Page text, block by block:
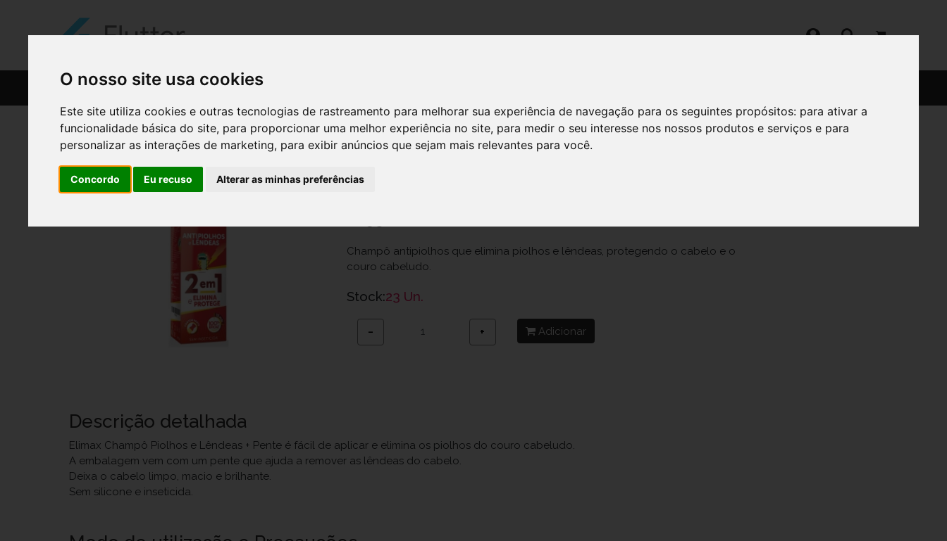
O nosso site usa cookies
Este site utiliza cookies e outras tecnologias de rastreamento para melhorar sua experiência de navegação para os seguintes propósitos: para ativar a
funcionalidade básica do site, para proporcionar uma melhor experiência no site, para medir o seu interesse nos nossos produtos e serviços e para
personalizar as interações de marketing, para exibir anúncios que sejam mais relevantes para você.
Concordo Eu recuso Alterar as minhas preferências
RECEITAS CATÁLOGO
Elimax Ch Piolhos/Lend 100ml
Champô antipiolhos que elimina piolhos e lêndeas, protegendo o cabelo e o
couro cabeludo.
Stock:23 Un.
− + Adicionar
Descrição detalhada
Elimax Champô Piolhos e Lêndeas + Pente é fácil de aplicar e elimina os piolhos do couro cabeludo.
A embalagem vem com um pente que ajuda a remover as lêndeas do cabelo.
Deixa o cabelo limpo, macio e brilhante.
Sem silicone e inseticida.